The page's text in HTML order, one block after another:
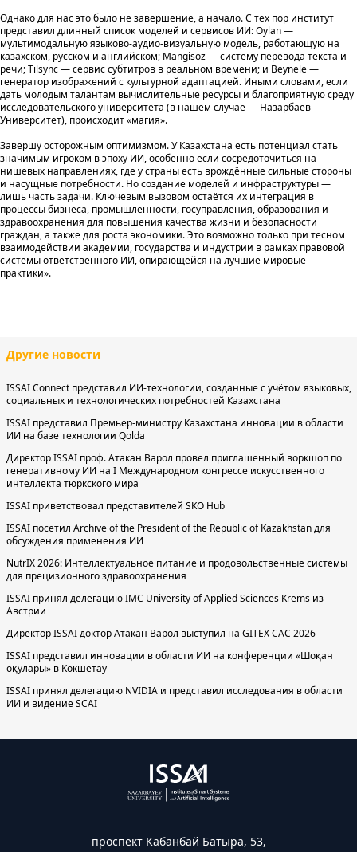
Однако для нас это было не завершение, а начало. С тех пор институт
представил длинный список моделей и сервисов ИИ: Oylan —
мультимодальную языково-аудио-визуальную модель, работающую на
казахском, русском и английском; Mangisoz — систему перевода текста и
речи; Tilsync — сервис субтитров в реальном времени; и Beynele —
генератор изображений с культурной адаптацией. Иными словами, если
дать молодым талантам вычислительные ресурсы и благоприятную среду
исследовательского университета (в нашем случае — Назарбаев
Университет), происходит «магия».
Завершу осторожным оптимизмом. У Казахстана есть потенциал стать
значимым игроком в эпоху ИИ, особенно если сосредоточиться на
нишевых направлениях, где у страны есть врождённые сильные стороны
и насущные потребности. Но создание моделей и инфраструктуры —
лишь часть задачи. Ключевым вызовом остаётся их интеграция в
процессы бизнеса, промышленности, госуправления, образования и
здравоохранения для повышения качества жизни и безопасности
граждан, а также для роста экономики. Это возможно только при тесном
взаимодействии академии, государства и индустрии в рамках правовой
системы ответственного ИИ, опирающейся на лучшие мировые
практики».
Другие новости
ISSAI Connect представил ИИ-технологии, созданные с учётом языковых,
социальных и технологических потребностей Казахстана
ISSAI представил Премьер-министру Казахстана инновации в области
ИИ на базе технологии Qolda
Директор ISSAI проф. Атакан Варол провел приглашенный воркшоп по
генеративному ИИ на I Международном конгрессе искусственного
интеллекта тюркского мира
ISSAI приветствовал представителей SKO Hub
ISSAI посетил Archive of the President of the Republic of Kazakhstan для
обсуждения применения ИИ
NutrIX 2026: Интеллектуальное питание и продовольственные системы
для прецизионного здравоохранения
ISSAI принял делегацию IMC University of Applied Sciences Krems из
Австрии
Директор ISSAI доктор Атакан Варол выступил на GITEX CAC 2026
ISSAI представил инновации в области ИИ на конференции «Шоқан
оқулары» в Кокшетау
ISSAI принял делегацию NVIDIA и представил исследования в области
ИИ и видение SCAI
проспект Кабанбай Батыра, 53,